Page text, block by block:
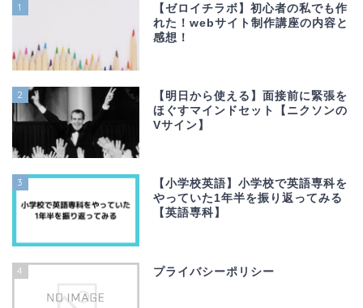
1
【ゼロイチラボ】初心者の私でも作
れた！webサイト制作講座の内容と
感想！
2
【明日から使える】面接前に緊張を
ほぐすマインドセット【ニクソンの
Vサイン】
3
【小学校英語】小学校で英語専科を
やっていた1年半を振り返ってみる
【英語専科】
4 プライバシーポリシー